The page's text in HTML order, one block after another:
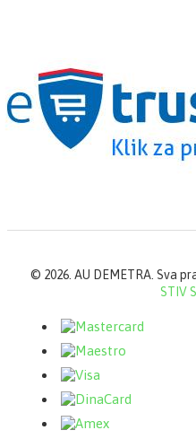
© 2026. AU DEMETRA. Sva
STIV